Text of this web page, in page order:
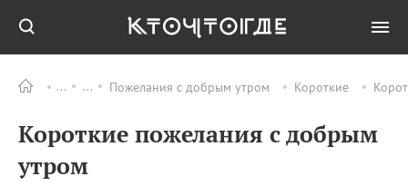
Пожелания с добрым утром Короткие
Короткие пожелания с добрым
утром
ПРАЗДНИКИ Все
09.08 День памяти жертв
атомной